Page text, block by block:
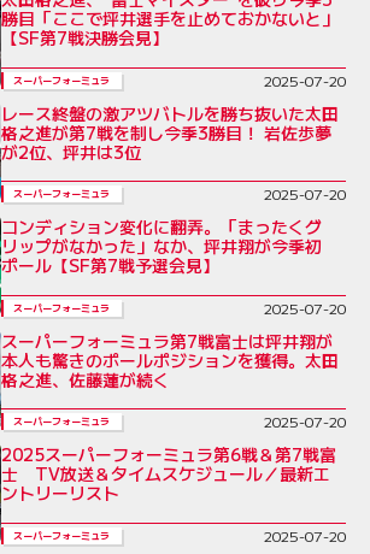
勝目「ここで坪井選手を止めておかないと」
【SF第7戦決勝会見】
スーパーフォーミュラ 2025-07-20
レース終盤の激アツバトルを勝ち抜いた太田
格之進が第7戦を制し今季3勝目！ 岩佐歩夢
が2位、坪井は3位
スーパーフォーミュラ 2025-07-20
コンディション変化に翻弄。「まったくグ
リップがなかった」なか、坪井翔が今季初
ポール【SF第7戦予選会見】
スーパーフォーミュラ 2025-07-20
スーパーフォーミュラ第7戦富士は坪井翔が
本人も驚きのポールポジションを獲得。太田
格之進、佐藤蓮が続く
スーパーフォーミュラ 2025-07-20
2025スーパーフォーミュラ第6戦＆第7戦富
士 TV放送＆タイムスケジュール／最新エ
ントリーリスト
スーパーフォーミュラ 2025-07-20